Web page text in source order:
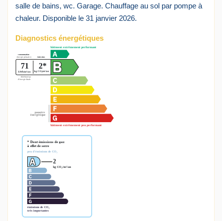
salle de bains, wc. Garage. Chauffage au sol par pompe à
chaleur. Disponible le 31 janvier 2026.
Diagnostics énergétiques